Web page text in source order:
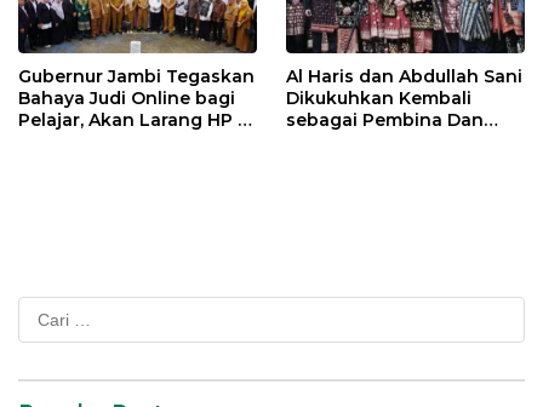
Gubernur Jambi Tegaskan
Bahaya Judi Online bagi
Pelajar, Akan Larang HP di
Al Haris dan Abdullah Sani
Dikukuhkan Kembali
sebagai Pembina Dan
Cari
untuk: